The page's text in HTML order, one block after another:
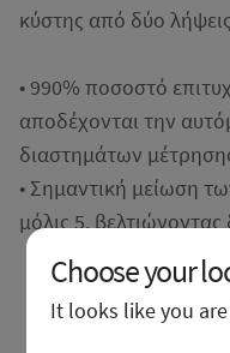
κύστης από δύο
• 990% ποσοστό
αποδέχονται την
διαστημάτων
• Σημαντική μείωση
μόλις 5,
Choose your
It looks like you